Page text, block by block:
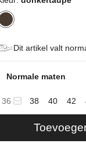
Dit artikel valt
Normale maten
36 38 40 42